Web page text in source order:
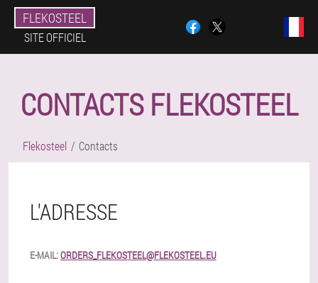
FLEKOSTEEL
SITE OFFICIEL
CONTACTS FLEKOSTEEL
Flekosteel Contacts
L'ADRESSE
E-MAIL:ORDERS_FLEKOSTEEL@FLEKOSTEEL.EU